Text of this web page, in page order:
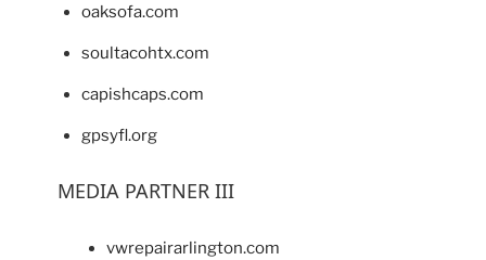
oaksofa.com
soultacohtx.com
capishcaps.com
gpsyfl.org
MEDIA PARTNER III
vwrepairarlington.com